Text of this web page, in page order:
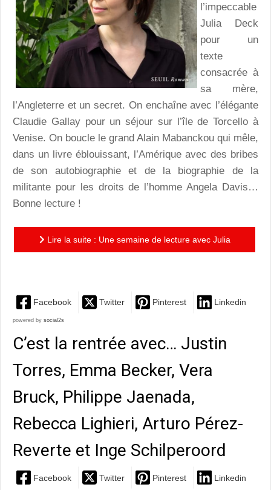
l’impeccable
Julia Deck
pour un
texte
consacrée à
sa mère,
l’Angleterre et un secret. On enchaîne avec l’élégante
Claudie Gallay pour un séjour sur l’île de Torcello à
Venise. On boucle le grand Alain Mabanckou qui mêle,
dans un livre éblouissant, l’Amérique avec des bribes
de son autobiographie et de la biographie de la
militante pour les droits de l’homme Angela Davis…
Bonne lecture !
Lire la suite : Une semaine de lecture avec Julia
Facebook Twitter Pinterest Linkedin
powered by social2s
C’est la rentrée avec… Justin
Torres, Emma Becker, Vera
Bruck, Philippe Jaenada,
Rebecca Lighieri, Arturo Pérez-
Reverte et Inge Schilperoord
Facebook Twitter Pinterest Linkedin